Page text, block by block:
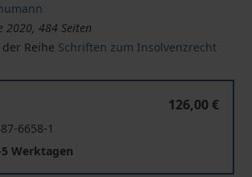
2020, 484 Seiten
Reihe Schriften zum Insolvenzrecht
126,00 €
6658-1
Werktagen